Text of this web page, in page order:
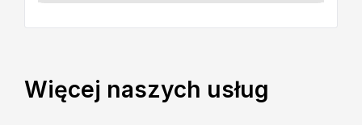
Więcej naszych usług